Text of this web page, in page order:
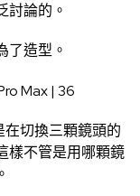
討論的。
了造型。
切換三顆鏡頭的
樣不管是用哪顆鏡